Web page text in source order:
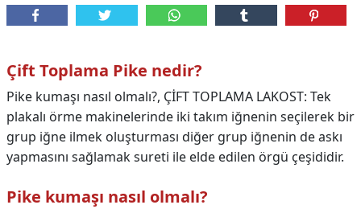
Çift Toplama Pike nedir?
Pike kumaşı nasıl olmalı?, ÇİFT TOPLAMA LAKOST: Tek
plakalı örme makinelerinde iki takım iğnenin seçilerek bir
grup iğne ilmek oluşturması diğer grup iğnenin de askı
yapmasını sağlamak sureti ile elde edilen örgü çeşididir.
Pike kumaşı nasıl olmalı?